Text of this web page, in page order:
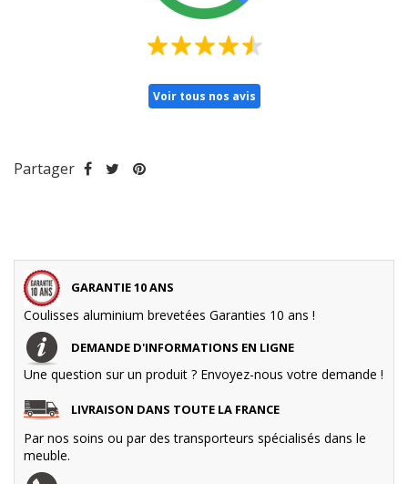
Voir tous nos avis
Partager
GARANTIE 10 ANS
Coulisses aluminium brevetées Garanties 10 ans !
DEMANDE D'INFORMATIONS EN LIGNE
Une question sur un produit ? Envoyez-nous votre demande !
LIVRAISON DANS TOUTE LA FRANCE
Par nos soins ou par des transporteurs spécialisés dans le
meuble.